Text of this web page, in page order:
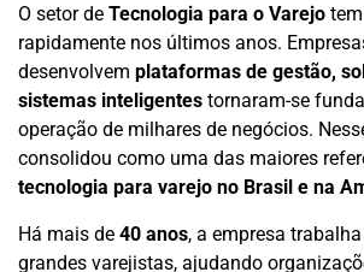
O setor de Tecnologia para o Varejo
rapidamente nos últimos anos.
desenvolvem plataformas de gestão,
sistemas inteligentes tornaram-se
operação de milhares de negócios.
consolidou como uma das maiores
tecnologia para varejo no Brasil e na
Há mais de 40 anos, a empresa
grandes varejistas, ajudando